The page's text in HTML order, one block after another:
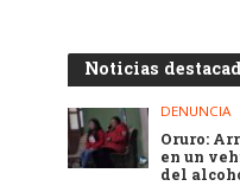
Noticias
DENUNCIA
Oruro:
en un
del